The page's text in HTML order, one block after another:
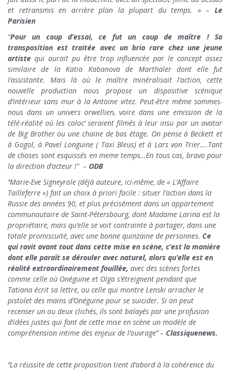
et retransmis en arrière plan la plupart du temps. » – Le
Parisien
“Pour un coup d’essai, ce fut un coup de maître ! Sa
transposition est traitée avec un brio rare chez une jeune
artiste qui aurait pu être trop influencée par le concept assez
similaire de la Katia Kabanova de Marthaler dont elle fut
l’assistante. Mais là où le maître minéralisait l’action, cette
nouvelle production nous propose un dispositive scénique
d’intérieur sans mur à la Antoine vitez. Peut-être même sommes-
nous dans un univers orwellien, voire dans une emission de la
télé-réalité où les coloc’ seraient filmés à leur insu par un avatar
de Big Brother ou une chaïne de bas étage. On pense à Beckett et
à Gogol, à Pavel Longuine ( Taxi Bleus) et à Lars von Trier….Tant
de choses sont esquissés en meme temps…En tous cas, bravo pour
la direction d’acteur !” – ODB
‘’Marie-Eve Signeyrole (déjà auteure, ici-même, de « L’Affaire
Tailleferre ») fait un choix à priori facile : situer l’action dans la
Russie des années 90, et plus précisément dans un appartement
communautaire de Saint-Pétersbourg, dont Madame Larina est la
propriétaire, mais qu’elle se voit contrainte à partager, dans une
totale promiscuité, avec une bonne quinzaine de personnes. Ce
qui ravit avant tout dans cette mise en scène, c’est la manière
dont elle paraît se dérouler avec naturel, alors qu’elle est en
réalité extraordinairement fouillée, avec des scènes fortes
comme celle où Onéguine et Olga s’étreignent pendant que
Tatiana écrit sa lettre, ou celle qui montre Lenski arracher le
pistolet des mains d’Onéguine pour se suicider. Si on peut
recenser un ou deux clichés, ils sont balayés par une profusion
d’idées justes qui font de cette mise en scène un modèle de
compréhension intime des enjeux de l’ouvrage’’ – Classiquenews.
‘’La réussite de cette proposition tient d’abord à la cohérence du